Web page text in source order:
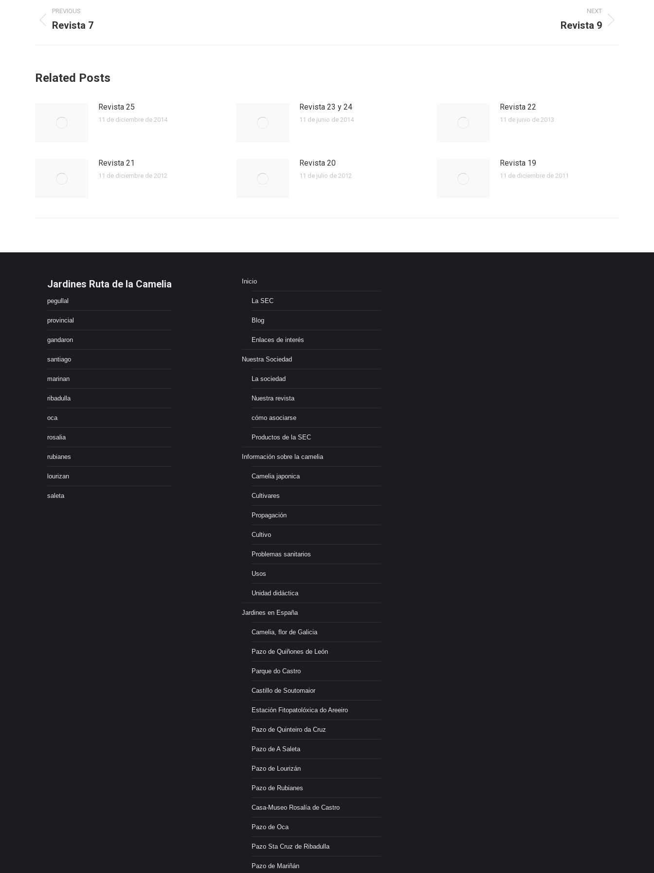
Post
navigation
PREVIOUS
Previous
Revista 7
NEXT
Revista 9
Related Posts
Revista 25
11 de diciembre de 2014
Revista 23 y 24
11 de junio de 2014
Revista 22
11 de junio de 2013
Revista 21
11 de diciembre de 2012
Revista 20
11 de julio de 2012
Revista 19
11 de diciembre de 2011
Jardines Ruta de la Camelia
pegullal
provincial
gandaron
santiago
marinan
ribadulla
oca
rosalia
rubianes
lourizan
saleta
Inicio
La SEC
Blog
Enlaces de interés
Nuestra Sociedad
La sociedad
Nuestra revista
cómo asociarse
Productos de la SEC
Información sobre la camelia
Camelia japonica
Cultivares
Propagación
Cultivo
Problemas sanitarios
Usos
Unidad didáctica
Jardines en España
Camelia, flor de Galicia
Pazo de Quiñones de León
Parque do Castro
Castillo de Soutomaior
Estación Fitopatolóxica do Areeiro
Pazo de Quinteiro da Cruz
Pazo de A Saleta
Pazo de Lourizán
Pazo de Rubianes
Casa-Museo Rosalía de Castro
Pazo de Oca
Pazo Sta Cruz de Ribadulla
Pazo de Mariñán